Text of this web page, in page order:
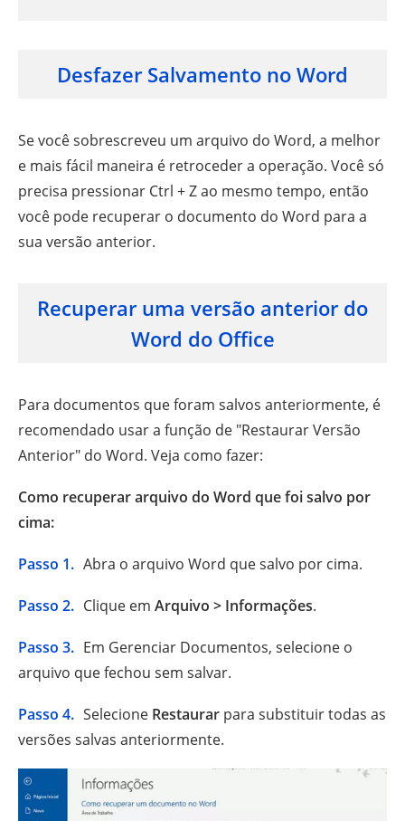
Desfazer Salvamento no Word
Se você sobrescreveu um arquivo do Word, a melhor
e mais fácil maneira é retroceder a operação. Você só
precisa pressionar Ctrl + Z ao mesmo tempo, então
você pode recuperar o documento do Word para a
sua versão anterior.
Recuperar uma versão anterior do
Word do Office
Para documentos que foram salvos anteriormente, é
recomendado usar a função de "Restaurar Versão
Anterior" do Word. Veja como fazer:
Como recuperar arquivo do Word que foi salvo por
cima:
Passo 1. Abra o arquivo Word que salvo por cima.
Passo 2. Clique em Arquivo > Informações.
Passo 3. Em Gerenciar Documentos, selecione o
arquivo que fechou sem salvar.
Passo 4. Selecione Restaurar para substituir todas as
versões salvas anteriormente.